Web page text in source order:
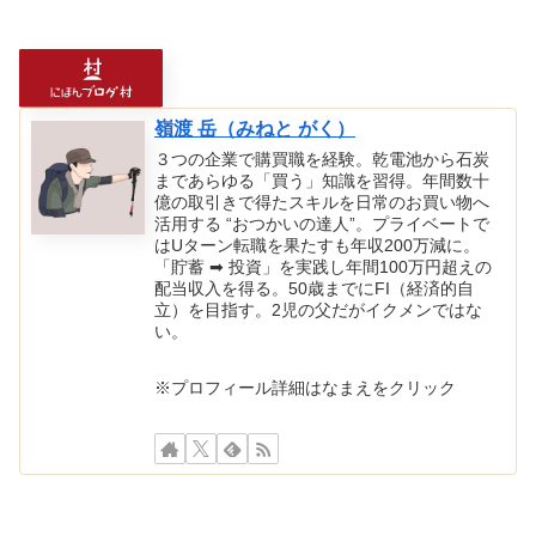
嶺渡 岳（みねと がく）
３つの企業で購買職を経験。乾電池から石炭
まであらゆる「買う」知識を習得。年間数十
億の取引きで得たスキルを日常のお買い物へ
活用する “おつかいの達人”。プライベートで
はUターン転職を果たすも年収200万減に。
「貯蓄 ➡ 投資」を実践し年間100万円超えの
配当収入を得る。50歳までにFI（経済的自
立）を目指す。2児の父だがイクメンではな
い。
※プロフィール詳細はなまえをクリック